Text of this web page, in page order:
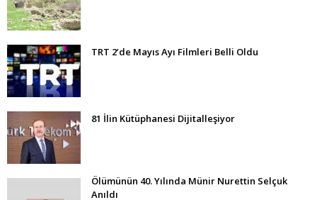
TRT 2’de Mayıs Ayı Filmleri Belli Oldu
81 İlin Kütüphanesi Dijitalleşiyor
Ölümünün 40. Yılında Münir Nurettin Selçuk
Anıldı